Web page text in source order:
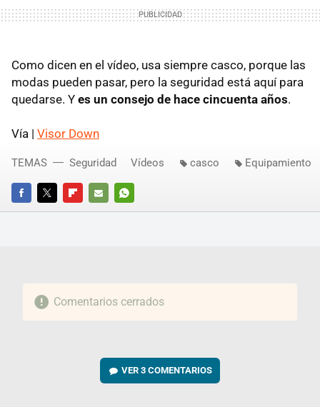
Como dicen en el vídeo, usa siempre casco, porque las
modas pueden pasar, pero la seguridad está aquí para
quedarse. Y es un consejo de hace cincuenta años.
Vía | Visor Down
FACEBOOKTWITTERFLIPBOARD
E-
WHATSAPP
TEMAS Seguridad Vídeos casco Equipamiento
Comentarios cerrados
VER3 COMENTARIOS